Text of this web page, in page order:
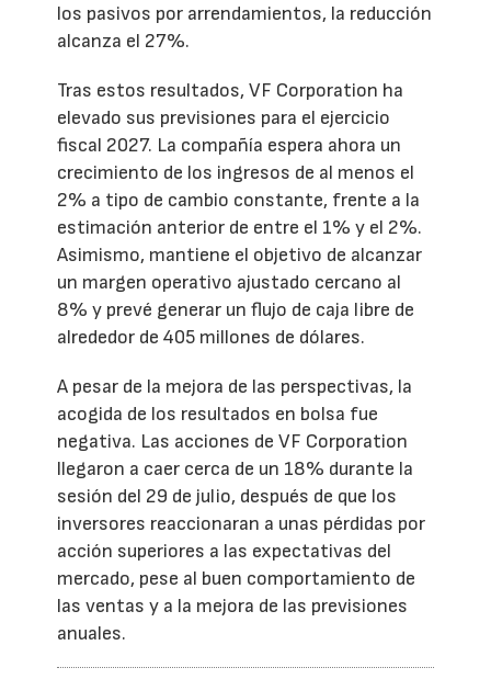
los pasivos por arrendamientos, la reducción
alcanza el 27%.
Tras estos resultados, VF Corporation ha
elevado sus previsiones para el ejercicio
fiscal 2027. La compañía espera ahora un
crecimiento de los ingresos de al menos el
2% a tipo de cambio constante, frente a la
estimación anterior de entre el 1% y el 2%.
Asimismo, mantiene el objetivo de alcanzar
un margen operativo ajustado cercano al
8% y prevé generar un flujo de caja libre de
alrededor de 405 millones de dólares.
A pesar de la mejora de las perspectivas, la
acogida de los resultados en bolsa fue
negativa. Las acciones de VF Corporation
llegaron a caer cerca de un 18% durante la
sesión del 29 de julio, después de que los
inversores reaccionaran a unas pérdidas por
acción superiores a las expectativas del
mercado, pese al buen comportamiento de
las ventas y a la mejora de las previsiones
anuales.